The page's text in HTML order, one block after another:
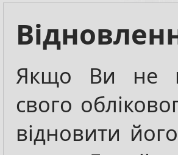
Якщо Ви не
свого
відновити